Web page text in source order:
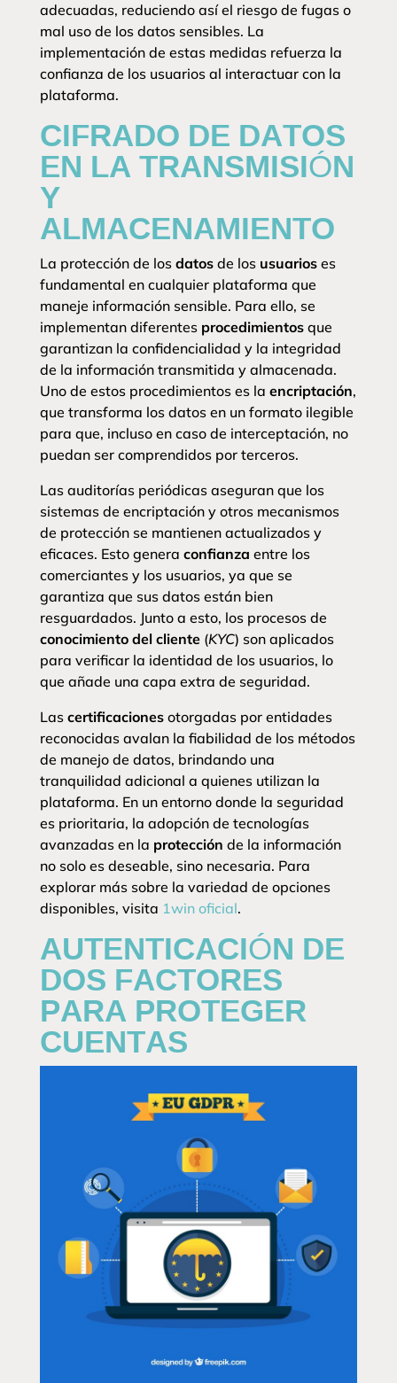
adecuadas, reduciendo así el riesgo de fugas o
mal uso de los datos sensibles. La
implementación de estas medidas refuerza la
confianza de los usuarios al interactuar con la
plataforma.
CIFRADO DE DATOS
EN LA TRANSMISIÓN
Y
ALMACENAMIENTO
La protección de los datosde los usuarioses
fundamental en cualquier plataforma que
maneje información sensible. Para ello, se
implementan diferentes procedimientosque
garantizan la confidencialidad y la integridad
de la información transmitida y almacenada.
Uno de estos procedimientos es la encriptación,
que transforma los datos en un formato ilegible
para que, incluso en caso de interceptación, no
puedan ser comprendidos por terceros.
Las auditorías periódicas aseguran que los
sistemas de encriptación y otros mecanismos
de protección se mantienen actualizados y
eficaces. Esto genera confianza entre los
comerciantes y los usuarios, ya que se
garantiza que sus datos están bien
resguardados. Junto a esto, los procesos de
conocimiento del cliente(KYC) son aplicados
para verificar la identidad de los usuarios, lo
que añade una capa extra de seguridad.
Las certificacionesotorgadas por entidades
reconocidas avalan la fiabilidad de los métodos
de manejo de datos, brindando una
tranquilidad adicional a quienes utilizan la
plataforma. En un entorno donde la seguridad
es prioritaria, la adopción de tecnologías
avanzadas en la protección de la información
no solo es deseable, sino necesaria. Para
explorar más sobre la variedad de opciones
disponibles, visita 1win oficial.
AUTENTICACIÓN DE
DOS FACTORES
PARA PROTEGER
CUENTAS